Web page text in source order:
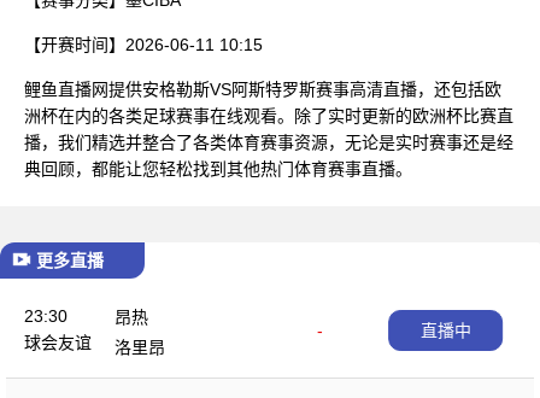
【开赛时间】 2026-06-11 10:15
鲤鱼直播网提供安格勒斯VS阿斯特罗斯赛事高清直播，还包括欧
洲杯在内的各类足球赛事在线观看。除了实时更新的欧洲杯比赛直
播，我们精选并整合了各类体育赛事资源，无论是实时赛事还是经
典回顾，都能让您轻松找到其他热门体育赛事直播。
更多直播
23:30
球会友谊
昂热
-
洛里昂
直播中